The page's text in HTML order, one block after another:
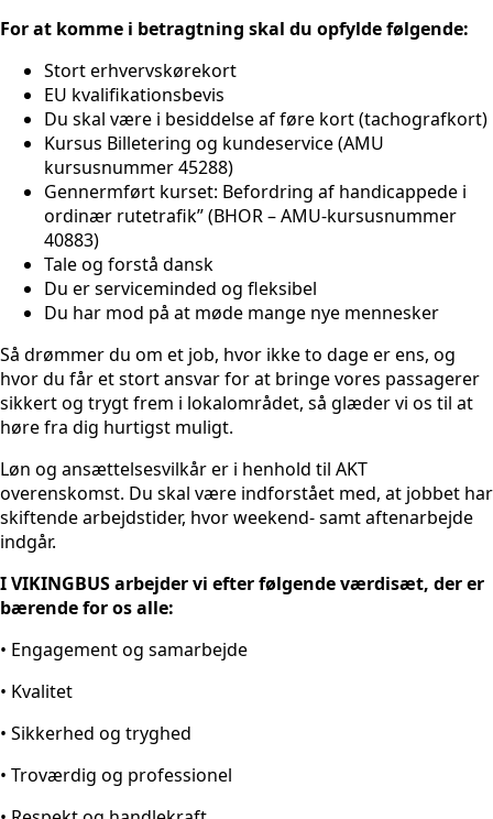
For at komme i betragtning skal du opfylde følgende:
Stort erhvervskørekort
EU kvalifikationsbevis
Du skal være i besiddelse af føre kort (tachografkort)
Kursus Billetering og kundeservice (AMU
kursusnummer 45288)
Gennermført kurset: Befordring af handicappede i
ordinær rutetrafik” (BHOR – AMU-kursusnummer
40883)
Tale og forstå dansk
Du er serviceminded og fleksibel
Du har mod på at møde mange nye mennesker
Så drømmer du om et job, hvor ikke to dage er ens, og
hvor du får et stort ansvar for at bringe vores passagerer
sikkert og trygt frem i lokalområdet, så glæder vi os til at
høre fra dig hurtigst muligt.
Løn og ansættelsesvilkår er i henhold til AKT
overenskomst. Du skal være indforstået med, at jobbet har
skiftende arbejdstider, hvor weekend- samt aftenarbejde
indgår.
I VIKINGBUS arbejder vi efter følgende værdisæt, der er
bærende for os alle:
• Engagement og samarbejde
• Kvalitet
• Sikkerhed og tryghed
• Troværdig og professionel